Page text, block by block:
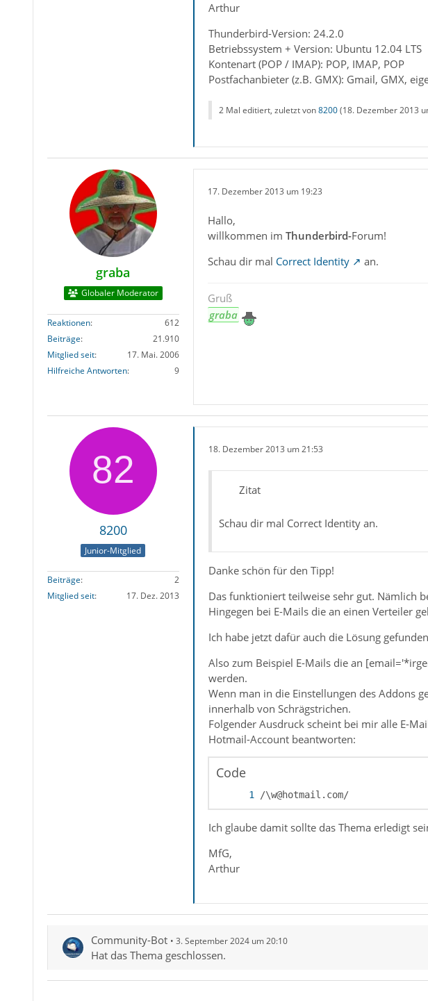
Arthur
Thunderbird-Version: 24.2.0
Betriebssystem + Version: Ubuntu 12.04 LTS
Kontenart (POP / IMAP): POP, IMAP, POP
Postfachanbieter (z.B. GMX): Gmail, GMX,
2 Mal editiert, zuletzt von8200(18. Dezember 2013
graba
Globaler Moderator
Reaktionen
612
Beiträge
21.910
Mitglied seit
17. Mai. 2006
Hilfreiche Antworten
9
17. Dezember 2013 um 19:23
Hallo,
willkommen im Thunderbird-Forum!
Schau dir mal Correct Identity an.
Gruß
graba
8200
Junior-Mitglied
Beiträge
2
Mitglied seit
17. Dez. 2013
18. Dezember 2013 um 21:53
Zitat
Schau dir mal Correct Identity an.
Danke schön für den Tipp!
Das funktioniert teilweise sehr gut. Nämlich
Hingegen bei E-Mails die an einen Verteiler
Ich habe jetzt dafür auch die Lösung
Also zum Beispiel E-Mails die an
werden.
Wenn man in die Einstellungen des Addons
innerhalb von Schrägstrichen.
Folgender Ausdruck scheint bei mir alle E-
Hotmail-Account beantworten:
Code
/\w@hotmail.com/
Ich glaube damit sollte das Thema erledigt
MfG,
Arthur
Community-Bot 3. September 2024 um 20:10
Hat das Thema geschlossen.